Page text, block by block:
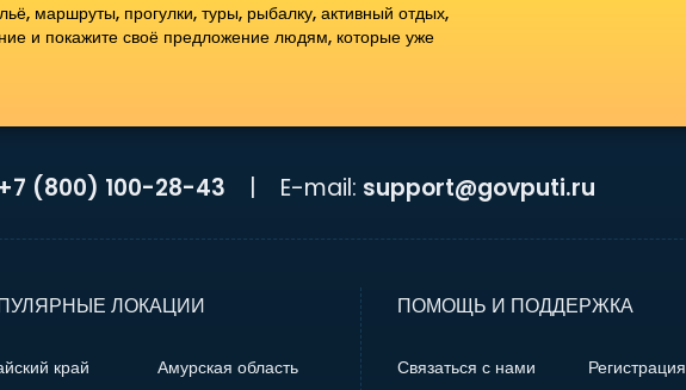
маршруты, прогулки, туры, рыбалку, активный отдых,
и покажите своё предложение людям, которые уже
+7 (800) 100-28-43 E-mail: support@govputi.ru
ЛОКАЦИИ
край
Амурская область
ПОМОЩЬ И ПОДДЕРЖКА
Связаться с нами
Регистрация